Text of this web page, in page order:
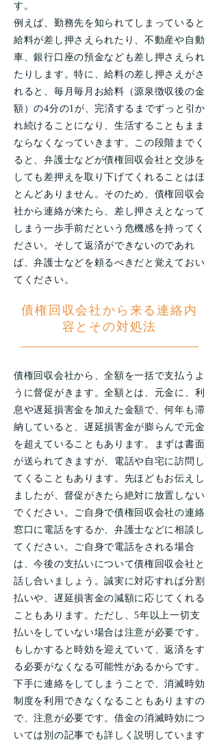
す。
例えば、勤務先を知られてしまっていると
給料が差し押さえられたり、不動産や自動
車、銀行口座の預金なども差し押さえられ
たりします。特に、給料の差し押さえがさ
れると、毎月毎月お給料（源泉徴収後の金
額）の4分の1が、完済するまでずっと引か
れ続けることになり、生活することもまま
ならなくなっていきます。この段階までく
ると、弁護士などが債権回収会社と交渉を
しても差押えを取り下げてくれることはほ
とんどありません。そのため、債権回収会
社から連絡が来たら、差し押さえとなって
しまう一歩手前だという危機感を持ってく
ださい。そして返済ができないのであれ
ば、弁護士などを頼るべきだと覚えておい
てください。
債権回収会社から来る連絡内
容とその対処法
債権回収会社から、全額を一括で支払うよ
うに督促がきます。全額とは、元金に、利
息や遅延損害金を加えた金額で、何年も滞
納していると、遅延損害金が膨らんで元金
を超えていることもあります。まずは書面
が送られてきますが、電話や自宅に訪問し
てくることもあります。先ほどもお伝えし
ましたが、督促がきたら絶対に放置しない
でください。ご自身で債権回収会社の連絡
窓口に電話をするか、弁護士などに相談し
てください。ご自身で電話をされる場合
は、今後の支払いについて債権回収会社と
話し合いましょう。誠実に対応すれば分割
払いや、遅延損害金の減額に応じてくれる
こともあります。ただし、5年以上一切支
払いをしていない場合は注意が必要です。
もしかすると時効を迎えていて、返済をす
る必要がなくなる可能性があるからです。
下手に連絡をしてしまうことで、消滅時効
制度を利用できなくなることもありますの
で、注意が必要です。借金の消滅時効につ
いては別の記事でも詳しく説明しています